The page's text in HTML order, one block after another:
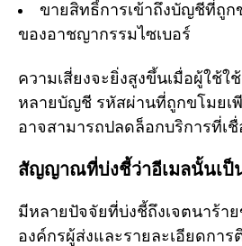
ขายสิทธิ์การเข้าถึงบัญชีที่ถู
ของอาชญากรรมไซเบอร์
ความเสี่ยงจะยิ่งสูงขึ้นเมื่อผู้ใช้ใ
หลายบัญชี รหัสผ่านที่ถูกขโมยเ
อาจสามารถปลดล็อกบริการที่เ
สัญญาณที่บ่งชี้ว่าอีเมลนั้นเป็
มีหลายปัจจัยที่บ่งชี้ถึงเจตนาร้า
องค์กรผู้ส่งและรายละเอียดกา